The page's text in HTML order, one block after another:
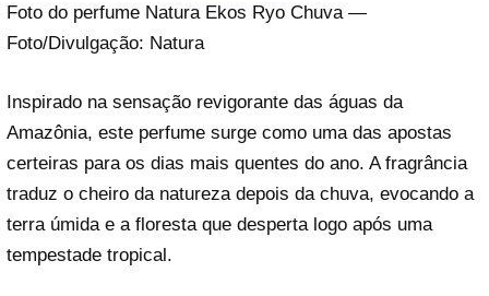
Foto do perfume Natura Ekos Ryo Chuva —
Foto/Divulgação: Natura
Inspirado na sensação revigorante das águas da
Amazônia, este perfume surge como uma das apostas
certeiras para os dias mais quentes do ano. A fragrância
traduz o cheiro da natureza depois da chuva, evocando a
terra úmida e a floresta que desperta logo após uma
tempestade tropical.